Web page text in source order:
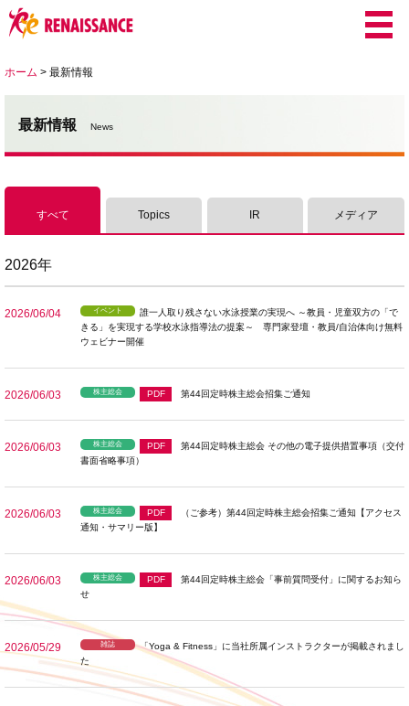
ホーム > 最新情報
最新情報 News
すべて Topics IR メディア
2026年
2026/06/04 イベント
誰一人取り残さない水泳授業の実現へ ～教員・児童双方の「で
きる」を実現する学校水泳指導法の提案～ 専門家登壇・教員/自治体向け無料
ウェビナー開催
2026/06/03 株主総会 PDF 第44回定時株主総会招集ご通知
2026/06/03 株主総会 PDF
第44回定時株主総会 その他の電子提供措置事項（交付
書面省略事項）
2026/06/03 株主総会 PDF
（ご参考）第44回定時株主総会招集ご通知【アクセス
通知・サマリー版】
2026/06/03 株主総会 PDF
第44回定時株主総会「事前質問受付」に関するお知ら
せ
2026/05/29 雑誌
「Yoga & Fitness」に当社所属インストラクターが掲載されまし
た